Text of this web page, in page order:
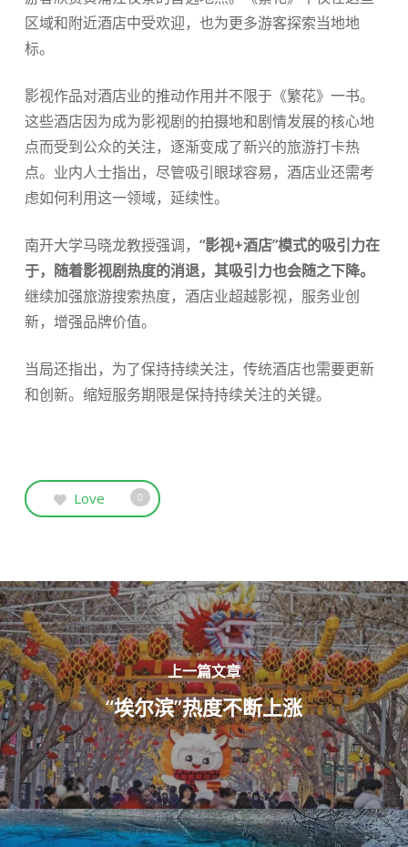
区域和附近酒店中受欢迎，也为更多游客探索当地地
标。
影视作品对酒店业的推动作用并不限于《繁花》一书。
这些酒店因为成为影视剧的拍摄地和剧情发展的核心地
点而受到公众的关注，逐渐变成了新兴的旅游打卡热
点。业内人士指出，尽管吸引眼球容易，酒店业还需考
虑如何利用这一领域，延续性。
南开大学马晓龙教授强调， “影视+酒店”模式的吸引力在
于，随着影视剧热度的消退，其吸引力也会随之下降。
继续加强旅游搜索热度，酒店业超越影视，服务业创
新，增强品牌价值。
当局还指出，为了保持持续关注，传统酒店也需要更新
和创新。缩短服务期限是保持持续关注的关键。
Love 0
上一篇文章
“埃尔滨”热度不断上涨